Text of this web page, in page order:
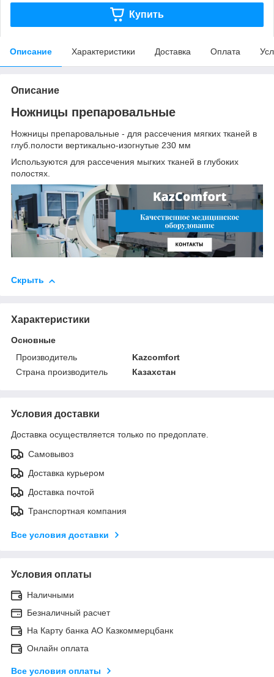
Купить
Описание Характеристики Доставка Оплата
Описание
Ножницы препаровальные
Ножницы препаровальные - для рассечения мягких тканей в
глуб.полости вертикально-изогнутые 230 мм
Используются для рассечения мыгких тканей в глубоких
полостях.
Скрыть
Характеристики
Основные
Производитель
Kazcomfort
Страна производитель
Казахстан
Условия доставки
Доставка осуществляется только по предоплате.
Самовывоз
Доставка курьером
Доставка почтой
Транспортная компания
Все условия доставки
Условия оплаты
Наличными
Безналичный расчет
На Карту банка АО Казкоммерцбанк
Онлайн оплата
Все условия оплаты